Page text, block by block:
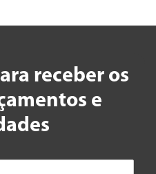
receber os
e